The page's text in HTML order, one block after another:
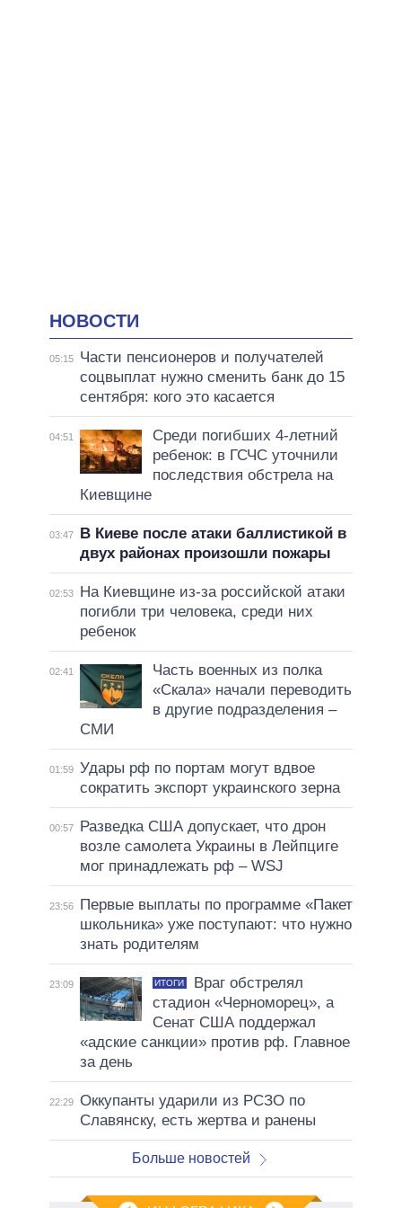
НОВОСТИ
05:15
Части пенсионеров и получателей
соцвыплат нужно сменить банк до 15
сентября: кого это касается
04:51
Среди погибших 4-летний
ребенок: в ГСЧС уточнили
последствия обстрела на
Киевщине
03:47
В Киеве после атаки баллистикой в
двух районах произошли пожары
02:53
На Киевщине из-за российской атаки
погибли три человека, среди них
ребенок
02:41
Часть военных из полка
«Скала» начали переводить
в другие подразделения –
СМИ
01:59 Удары рф по портам могут вдвое
сократить экспорт украинского зерна
00:57
Разведка США допускает, что дрон
возле самолета Украины в Лейпциге
мог принадлежать рф – WSJ
23:56
Первые выплаты по программе «Пакет
школьника» уже поступают: что нужно
знать родителям
23:09 ИТОГИ
Враг обстрелял
стадион «Черноморец», а
Сенат США поддержал
«адские санкции» против рф. Главное
за день
22:29 Оккупанты ударили из РСЗО по
Славянску, есть жертва и ранены
Больше новостей